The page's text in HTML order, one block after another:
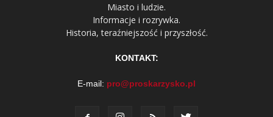
Miasto i ludzie.
Informacje i rozrywka.
Historia, teraźniejszość i przyszłość.
KONTAKT:
E-mail: pro@proskarzysko.pl